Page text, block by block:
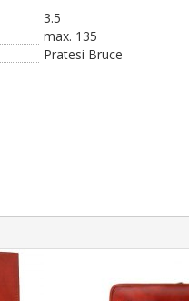
3.5
max. 135
Pratesi Bruce